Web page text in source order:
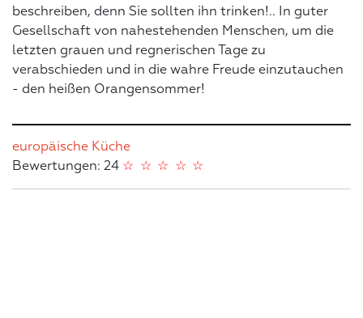
beschreiben, denn Sie sollten ihn trinken!.. In guter
Gesellschaft von nahestehenden Menschen, um die
letzten grauen und regnerischen Tage zu
verabschieden und in die wahre Freude einzutauchen
- den heißen Orangensommer!
europäische Küche
Bewertungen: 24
☆
☆
☆
☆
☆